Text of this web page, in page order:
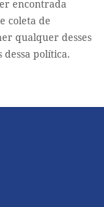
encontrada
coleta de
qualquer desses
política.